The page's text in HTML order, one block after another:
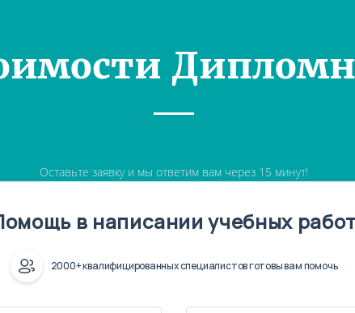
Оставьте заявку и мы ответим вам через 15 минут!
в написании учебных
2000+ квалифицированных специалистов готовы вам помочь